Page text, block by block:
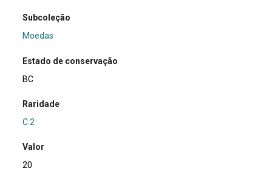
Subcoleção
Moedas
Estado de conservação
BC
Raridade
C.2
Valor
20